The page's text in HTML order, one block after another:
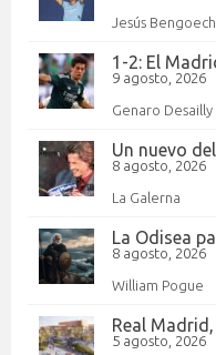
Jesús
1-2: El
9 agosto, 2026
Genaro Desailly
Un nuevo
8 agosto, 2026
La Galerna
La Odisea
8 agosto, 2026
William Pogue
Real
5 agosto, 2026